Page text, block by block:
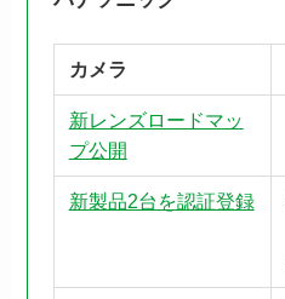
カメラ
新レンズロードマッ
プ公開
新製品2台を認証登録